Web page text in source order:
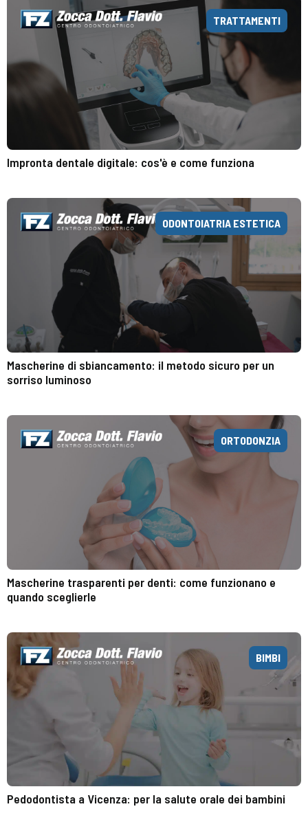
TRATTAMENTI
Impronta dentale digitale: cos'è e come funziona
ODONTOIATRIA ESTETICA
Mascherine di sbiancamento: il metodo sicuro per un
sorriso luminoso
ORTODONZIA
Mascherine trasparenti per denti: come funzionano e
quando sceglierle
BIMBI
Pedodontista a Vicenza: per la salute orale dei bambini